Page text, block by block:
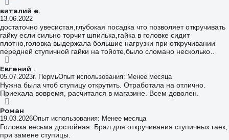
виталий е.
13.06.2022
достаточно увесистая,глубокая посадка что позволяет откручивать
гайку если сильно торчит шпилька,гайка в головке сидит
плотно,головка выдержала большие нагрузки при откручивании
передней ступичной гайки на тойоте,было сломано несколько
воротком ,а головка выдержала,выдержала удары от
пневмогайковерта.гайку смог открутить только
пневмогайковертом.давление 8атм.если отворачивать гайку
воротком то надо брать головку под квадрат 1 дюйм,у этой 1/2
дюйма,воротки слишком хлюпкие ламаються,гнуться,но сама
головка выдерживает нагрузки.
Евгений .
05.07.2023г. ПермьОпыт использования: Менее месяца
Нужна была чтоб ступицу открутить. Отработала на отлично.
Приехала вовремя, расчитался в магазине. Всем доволен.
Роман
19.03.2026Опыт использования: Менее месяца
Головка весьма достойная. Брал для откручивания ступичных гаек,
при замене ступицы.